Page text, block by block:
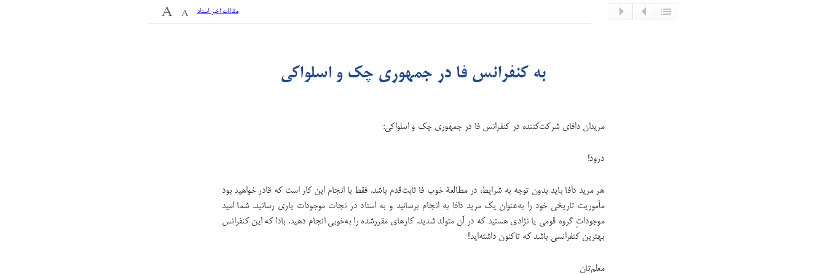
مقالات اخیر استاد
به کنفرانس فا در جمهوری چک و ‌اسلواکی
مریدان دافای شرکت‌کننده در کنفرانس فا در جمهوری چک و ‌اسلواکی:
درود!
هر مرید دافا باید بدون توجه به شرایط، در مطالعۀ‌ خوب فا ثابت‌قدم باشد. فقط با انجام این کار است که قادر خواهید بود
مأموریت تاریخی خود را به‌عنوان یک مرید دافا به انجام برسانید و به استاد در نجات موجودات یاری رسانید. شما امید
موجوداتِ گروه قومی یا نژادی هستید که در آن متولد شدید. کارهای مقررشده را به‌خوبی انجام دهید. بادا که این کنفرانس
بهترین‌ کنفرانسی باشد که تاکنون داشته‌اید!
معلم‌تان